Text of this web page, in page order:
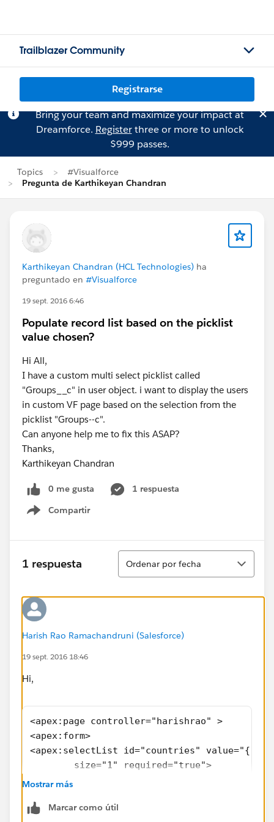
Trailblazer Community
Registrarse
Bring your team and maximize your impact at
Dreamforce. Registerthree or more to unlock
$999 passes.
Topics
#Visualforce
Pregunta de Karthikeyan Chandran
Karthikeyan Chandran (HCL Technologies) ha
preguntado en #Visualforce
19 sept. 2016 6:46
Populate record list based on the picklist
value chosen?
Hi All,
I have a custom multi select picklist called
"Groups__c" in user object. i want to display the users
in custom VF page based on the selection from the
picklist "Groups--c".
Can anyone help me to fix this ASAP?
Thanks,
Karthikeyan Chandran
0 me gusta
1 respuesta
Compartir
Show menu
1 respuesta
Ordenar
Ordenar por fecha
Harish Rao Ramachandruni (Salesforce)
19 sept. 2016 18:46
Hi,
<apex:page controller="harishrao" >
<apex:form>
<apex:selectList id="countries"
size="1" required="true">
<apex:selectOptions value="{!countries}"/>
<apex:commoundbutton value="show" action =
Mostrar más
Marcar como útil